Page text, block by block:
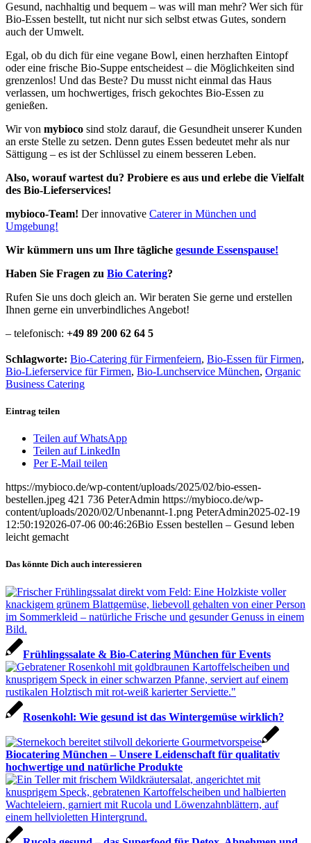
Gesund, nachhaltig und bequem – was will man mehr? Wer sich für
Bio-Essen bestellt, tut nicht nur sich selbst etwas Gutes, sondern
auch der Umwelt.
Egal, ob du dich für eine vegane Bowl, einen herzhaften Eintopf
oder eine frische Bio-Suppe entscheidest – die Möglichkeiten sind
grenzenlos! Und das Beste? Du musst nicht einmal das Haus
verlassen, um hochwertiges, frisch gekochtes Bio-Essen zu
genießen.
Wir von mybioco sind stolz darauf, die Gesundheit unserer Kunden
an erste Stelle zu setzen. Denn gutes Essen bedeutet mehr als nur
Sättigung – es ist der Schlüssel zu einem besseren Leben.
Also, worauf wartest du? Probiere es aus und erlebe die Vielfalt
des Bio-Lieferservices!
mybioco-Team! Der innovative Caterer in München und
Umgebung!
Wir kümmern uns um Ihre tägliche gesunde Essenspause!
Haben Sie Fragen zu Bio Catering?
Rufen Sie uns doch gleich an. Wir beraten Sie gerne und erstellen
Ihnen gerne ein unverbindliches Angebot!
– telefonisch: +49 89 200 62 64 5
Schlagworte: Bio-Catering für Firmenfeiern, Bio-Essen für Firmen,
Bio-Lieferservice für Firmen, Bio-Lunchservice München, Organic
Business Catering
Eintrag teilen
Teilen auf WhatsApp
Teilen auf LinkedIn
Per E-Mail teilen
https://mybioco.de/wp-content/uploads/2025/02/bio-essen-
bestellen.jpeg 421 736 PeterAdmin https://mybioco.de/wp-
content/uploads/2020/02/Unbenannt-1.png PeterAdmin2025-02-19
12:50:192026-07-06 00:46:26Bio Essen bestellen – Gesund leben
leicht gemacht
Das könnte Dich auch interessieren
Frühlingssalate & Bio-Catering München für Events
Rosenkohl: Wie gesund ist das Wintergemüse wirklich?
Biocatering München – Unsere Leidenschaft für qualitativ
hochwertige und natürliche Produkte